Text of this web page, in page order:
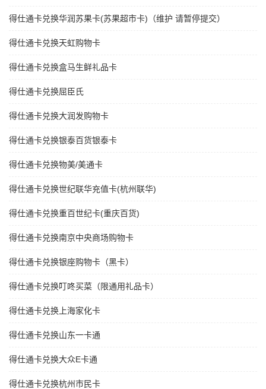
得仕通卡兑换华润苏果卡(苏果超市卡)（维护 请暂停提交）
得仕通卡兑换天虹购物卡
得仕通卡兑换盒马生鲜礼品卡
得仕通卡兑换屈臣氏
得仕通卡兑换大润发购物卡
得仕通卡兑换银泰百货银泰卡
得仕通卡兑换物美/美通卡
得仕通卡兑换世纪联华充值卡(杭州联华)
得仕通卡兑换重百世纪卡(重庆百货)
得仕通卡兑换南京中央商场购物卡
得仕通卡兑换银座购物卡（黑卡）
得仕通卡兑换叮咚买菜（限通用礼品卡）
得仕通卡兑换上海家化卡
得仕通卡兑换山东一卡通
得仕通卡兑换大众E卡通
得仕通卡兑换杭州市民卡